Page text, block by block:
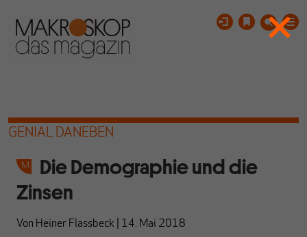
GENIAL DANEBEN
Die Demographie und die
Zinsen
Von Heiner Flassbeck 14. Mai 2018